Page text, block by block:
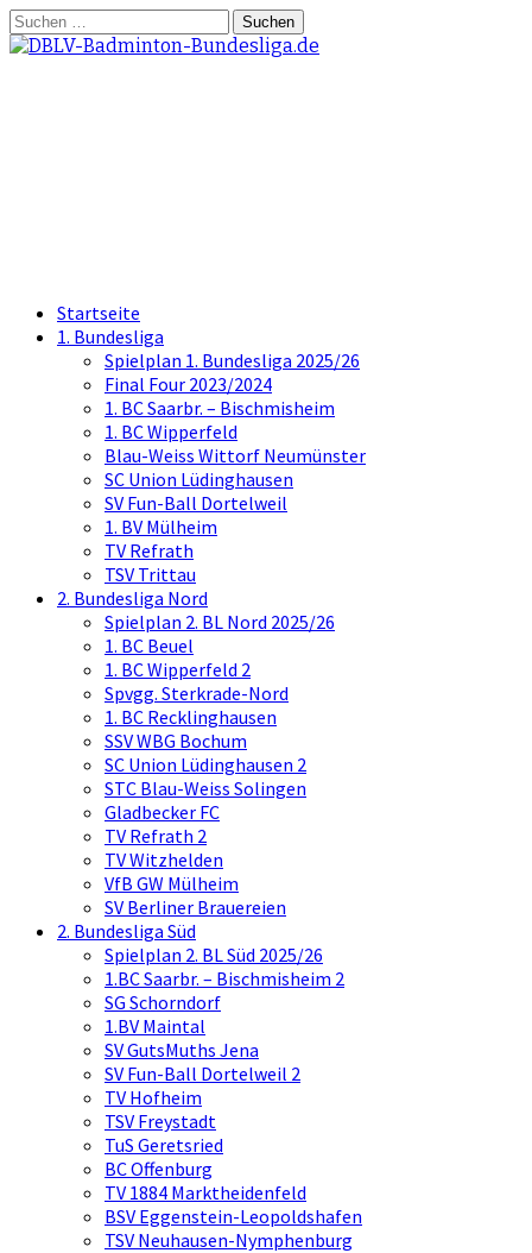
Springe
zum
Suchen
nach:
Startseite
1. Bundesliga
Spielplan 1. Bundesliga 2025/26
Final Four 2023/2024
1. BC Saarbr. – Bischmisheim
1. BC Wipperfeld
Blau-Weiss Wittorf Neumünster
SC Union Lüdinghausen
SV Fun-Ball Dortelweil
1. BV Mülheim
TV Refrath
TSV Trittau
2. Bundesliga Nord
Spielplan 2. BL Nord 2025/26
1. BC Beuel
1. BC Wipperfeld 2
Spvgg. Sterkrade-Nord
1. BC Recklinghausen
SSV WBG Bochum
SC Union Lüdinghausen 2
STC Blau-Weiss Solingen
Gladbecker FC
TV Refrath 2
TV Witzhelden
VfB GW Mülheim
SV Berliner Brauereien
2. Bundesliga Süd
Spielplan 2. BL Süd 2025/26
1.BC Saarbr. – Bischmisheim 2
SG Schorndorf
1.BV Maintal
SV GutsMuths Jena
SV Fun-Ball Dortelweil 2
TV Hofheim
TSV Freystadt
TuS Geretsried
BC Offenburg
TV 1884 Marktheidenfeld
BSV Eggenstein-Leopoldshafen
TSV Neuhausen-Nymphenburg